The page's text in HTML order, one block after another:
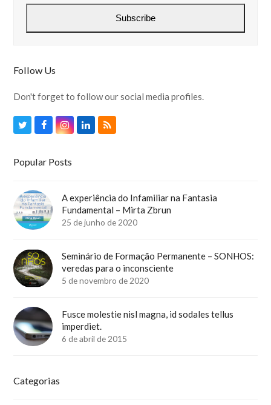
Subscribe
Follow Us
Don't forget to follow our social media profiles.
TwitterFacebookInstagram
LinkedIn
RSS
Popular Posts
A experiência do Infamiliar na Fantasia
Fundamental – Mirta Zbrun
25 de junho de 2020
Seminário de Formação Permanente – SONHOS:
veredas para o inconsciente
5 de novembro de 2020
Fusce molestie nisl magna, id sodales tellus
imperdiet.
6 de abril de 2015
Categorias